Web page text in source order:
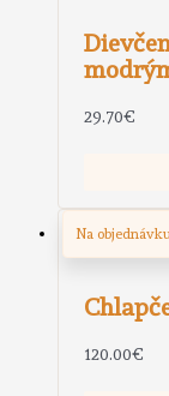
29.70€
Na objednávku
120.00€